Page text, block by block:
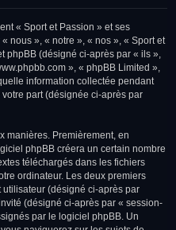
« Sport et Passion » et ses
nous », « notre », « nos », « Sport et
phpBB (désigné ci-après par « ils »,
», « phpBB Limited »,
information collectée pendant
part (désignée ci-après par
manières. Premièrement, en
phpBB créera un certain nombre
téléchargés dans les fichiers
ordinateur. Les deux premiers
(désigné ci-après par
(désigné ci-après par « session-
par le logiciel phpBB. Un